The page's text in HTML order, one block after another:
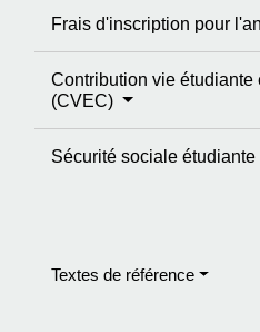
Frais d'inscription pour
Contribution vie étudiante
(CVEC)
Sécurité sociale étudiante
Textes de référence